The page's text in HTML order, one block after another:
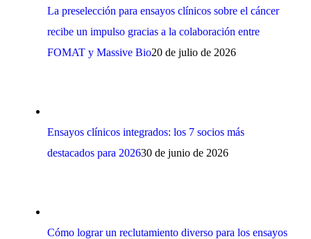
La preselección para ensayos clínicos sobre el cáncer
recibe un impulso gracias a la colaboración entre
FOMAT y Massive Bio20 de julio de 2026
Ensayos clínicos integrados: los 7 socios más
destacados para 202630 de junio de 2026
Cómo lograr un reclutamiento diverso para los ensayos